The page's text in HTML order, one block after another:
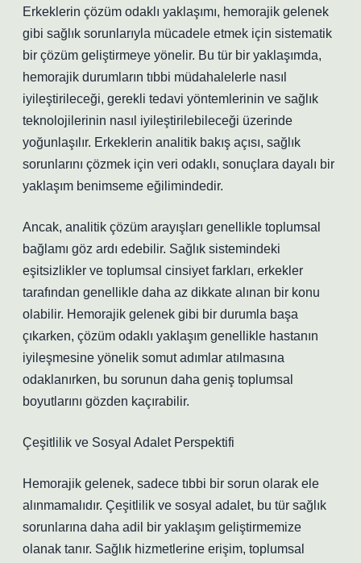
Erkeklerin çözüm odaklı yaklaşımı, hemorajik gelenek
gibi sağlık sorunlarıyla mücadele etmek için sistematik
bir çözüm geliştirmeye yönelir. Bu tür bir yaklaşımda,
hemorajik durumların tıbbi müdahalelerle nasıl
iyileştirileceği, gerekli tedavi yöntemlerinin ve sağlık
teknolojilerinin nasıl iyileştirilebileceği üzerinde
yoğunlaşılır. Erkeklerin analitik bakış açısı, sağlık
sorunlarını çözmek için veri odaklı, sonuçlara dayalı bir
yaklaşım benimseme eğilimindedir.
Ancak, analitik çözüm arayışları genellikle toplumsal
bağlamı göz ardı edebilir. Sağlık sistemindeki
eşitsizlikler ve toplumsal cinsiyet farkları, erkekler
tarafından genellikle daha az dikkate alınan bir konu
olabilir. Hemorajik gelenek gibi bir durumla başa
çıkarken, çözüm odaklı yaklaşım genellikle hastanın
iyileşmesine yönelik somut adımlar atılmasına
odaklanırken, bu sorunun daha geniş toplumsal
boyutlarını gözden kaçırabilir.
Çeşitlilik ve Sosyal Adalet Perspektifi
Hemorajik gelenek, sadece tıbbi bir sorun olarak ele
alınmamalıdır. Çeşitlilik ve sosyal adalet, bu tür sağlık
sorunlarına daha adil bir yaklaşım geliştirmemize
olanak tanır. Sağlık hizmetlerine erişim, toplumsal